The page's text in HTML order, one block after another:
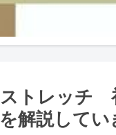
ストレッチ
解説してい